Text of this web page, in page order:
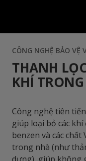
CÔNG NGHỆ BẢO VỆ
THANH
KHÍ
Công nghệ tiên
giúp loại bỏ các
benzen và các
trong nhà (như